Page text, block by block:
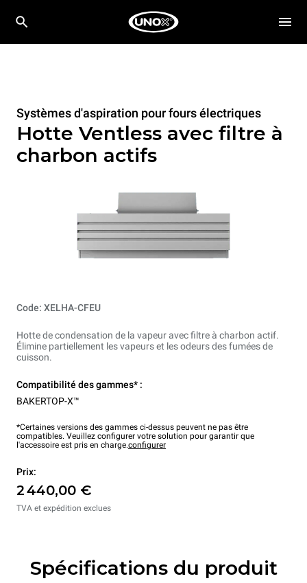
Systèmes d'aspiration pour fours électriques
Hotte Ventless avec filtre à
charbon actifs
Code: XELHA-CFEU
Hotte de condensation de la vapeur avec filtre à charbon actif.
Élimine partiellement les vapeurs et les odeurs des fumées de
cuisson.
Compatibilité des gammes* :
BAKERTOP-X™
*Certaines versions des gammes ci-dessus peuvent ne pas être
compatibles. Veuillez configurer votre solution pour garantir que
l'accessoire est pris en charge.configurer
Prix:
2 440,00 €
TVA et expédition exclues
Spécifications du produit